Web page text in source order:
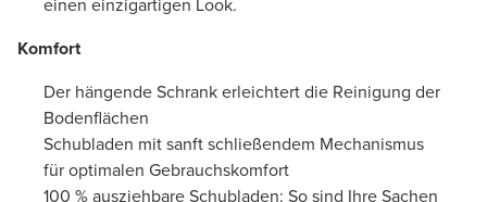
Komfort
Der hängende Schrank erleichtert die Reinigung der
Bodenflächen
Schubladen mit sanft schließendem Mechanismus
für optimalen Gebrauchskomfort
100 % ausziehbare Schubladen: So sind Ihre Sachen